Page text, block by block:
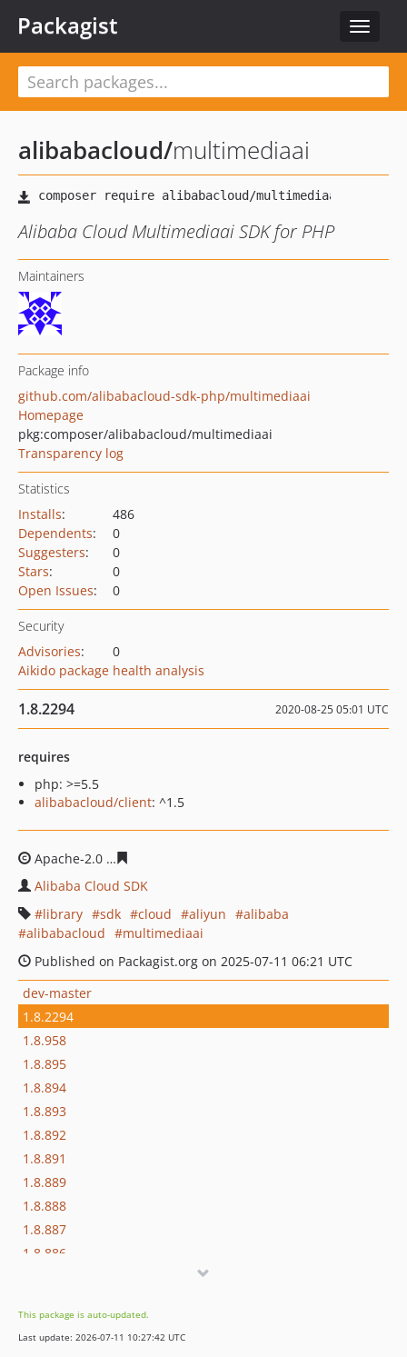
Toggle
Packagist
alibabacloud/multimediaai
Alibaba Cloud Multimediaai SDK for PHP
Maintainers
Package info
github.com/alibabacloud-sdk-php/multimediaai
Homepage
pkg:composer/alibabacloud/multimediaai
Transparency log
Statistics
Installs:
486
Dependents:
0
Suggesters:
0
Stars:
0
Open Issues: 0
Security
Advisories:
0
Aikido package health analysis
1.8.2294 2020-08-25 05:01 UTC
requires
php: >=5.5
alibabacloud/client: ^1.5
Apache-2.0
Alibaba Cloud SDK
library
sdk cloud aliyun
alibaba
alibabacloud
multimediaai
Published on Packagist.org on 2025-07-11 06:21 UTC
dev-master
1.8.2294
1.8.958
1.8.895
1.8.894
1.8.893
1.8.892
1.8.891
1.8.889
1.8.888
1.8.887
1.8.886
1.8.883
1.8.882
This package is auto-updated.
Last update: 2026-07-11 10:27:42 UTC